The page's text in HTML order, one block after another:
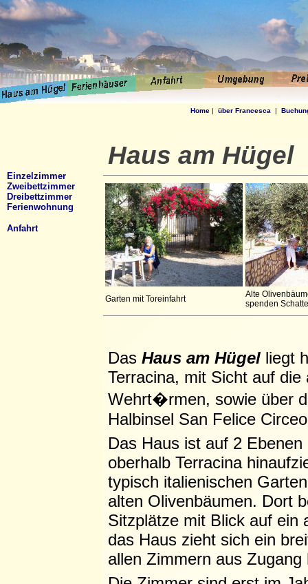
Home | über Francesca |
Einzelzimmer
Zweibettzimmer
Dreibettzimmer
Ferienwohnung
Anfahrt
Haus am Hügel
Garten mit Toreinfahrt
Alte
spenden
Das Haus am Hügel liegt
Terracina, mit Sicht auf
Wehrt�rmen, sowie über
Halbinsel San Felice
Das Haus ist auf 2
oberhalb Terracina
typisch italienischen
alten Olivenbäumen. Dort
Sitzplätze mit Blick auf ein
das Haus zieht sich ein
allen Zimmern aus Zugang